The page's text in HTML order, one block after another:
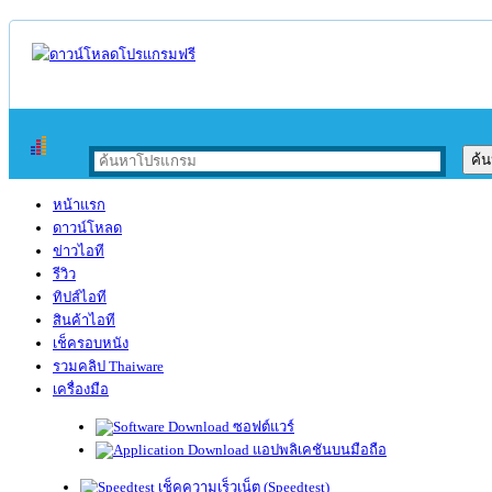
หน้าแรก
ดาวน์โหลด
ข่าวไอที
รีวิว
ทิปส์ไอที
สินค้าไอที
เช็ครอบหนัง
รวมคลิป Thaiware
เครื่องมือ
ซอฟต์แวร์
แอปพลิเคชันบนมือถือ
เช็คความเร็วเน็ต (Speedtest)